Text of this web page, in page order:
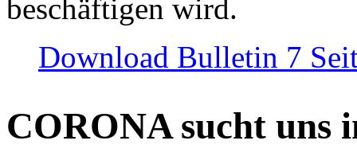
beschäftigen wird.
Download Bulletin 7
CORONA sucht uns